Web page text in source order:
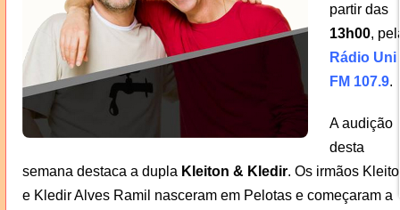
partir das
13h00,
Rádio Uni
FM 107.9.
A audição
desta
semana destaca a dupla Kleiton & Kledir. Os irmãos
e Kledir Alves Ramil nasceram em Pelotas e começaram a